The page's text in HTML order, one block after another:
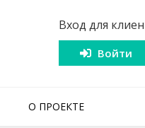
Вход для
Войти
О ПРОЕКТЕ